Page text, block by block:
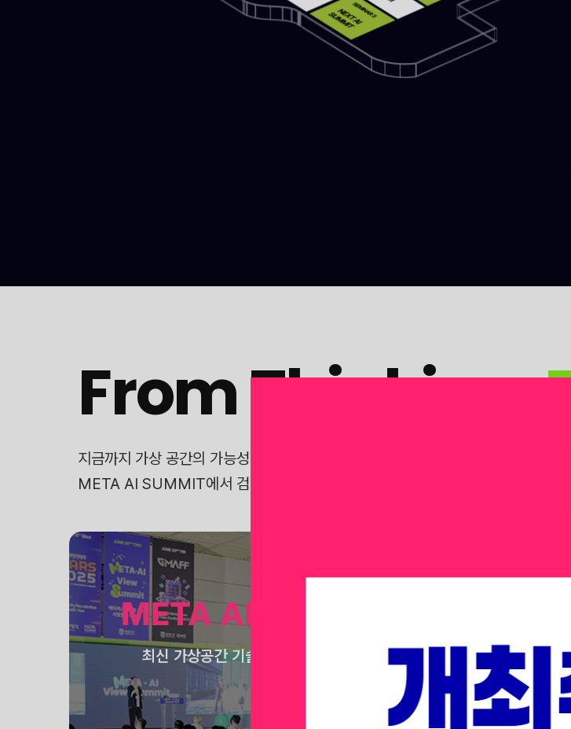
From Thinking,
지금까지 가상 공간의 가능성을 탐구한 ‘THINKING’의 시간이었다면, 2026년은
META AI SUMMIT에서 검증된 현재와, 도래할 거대한 미래를 두 가지 트랙으로
META AI View Summit
최신 가상공간 기술들의 산업 별 적용 및 성공 사례